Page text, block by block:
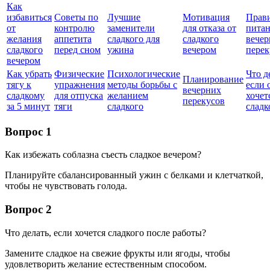
Как
избавиться
от
желания
сладкого
вечером
Советы по
контролю
аппетита
перед сном
Лучшие
заменители
сладкого для
ужина
Мотивация
для отказа от
сладкого
вечером
Как убрать
тягу к
сладкому
за 5 минут
Физические
упражнения
для отпуска
тяги
Психологические
методы борьбы с
желанием
сладкого
Планирование
вечерних
перекусов
Что
если
Вопрос 1
Как избежать соблазна съесть сладкое вечером?
Планируйте сбалансированный ужин с белками и клетчаткой,
чтобы не чувствовать голода.
Вопрос 2
Что делать, если хочется сладкого после работы?
Замените сладкое на свежие фрукты или ягоды, чтобы
удовлетворить желание естественным способом.